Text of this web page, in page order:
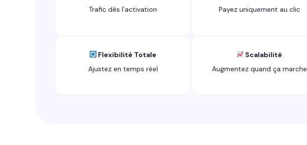
Trafic dès l’activation
Payez uniquement au clic
Flexibilité Totale
Ajustez en temps réel
Scalabilité
Augmentez quand ça marche